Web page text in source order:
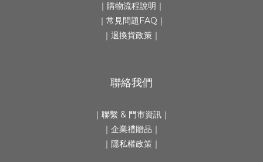
｜ 購物流程說明 ｜
｜ 常見問題FAQ ｜
｜ 退換貨政策 ｜
聯絡我們
｜ 聯繫 & 門市資訊 ｜
｜ 企業禮贈品 ｜
｜隱私權政策｜